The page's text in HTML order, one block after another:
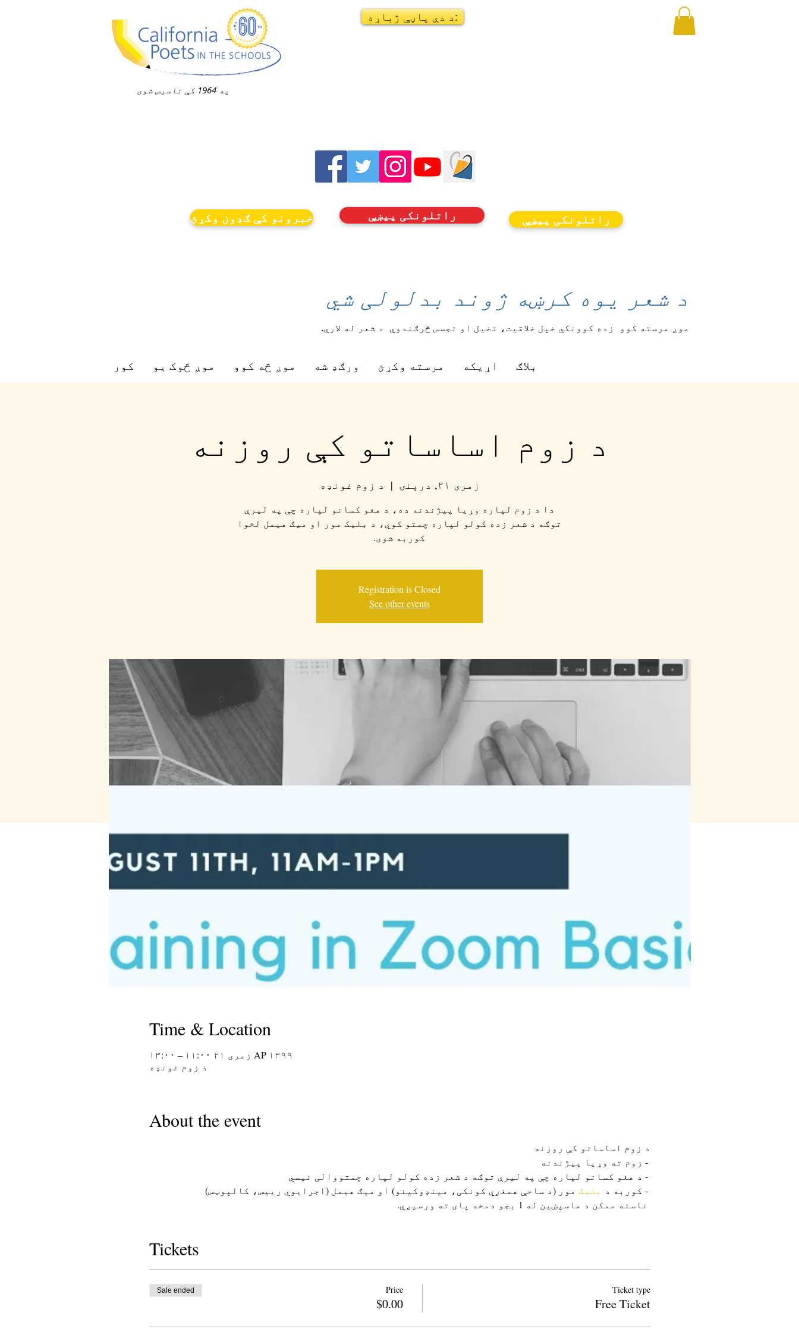
په 1964 کې تاسیس شوی
د دې پاڼې ژباړه:
خبرونو کې ګډون وکړئ راتلونکی پیښې راتلونکی پیښې
د شعر یوه کرښه ژوند بدلولی شي
موږ مرسته کوو زده کوونکي خپل خلاقیت، تخیل او تجسس څرګندوي د شعر له لارې.
کور موږ څوک یو موږ څه کوو ورګډ شه مرسته وکړئ اړیکه بلاګ
د زوم اساساتو کې روزنه
زمری ۲۱, درېنۍ
  |
د زوم غونډه
دا د زوم لپاره وړیا پیژندنه ده، د هغو کسانو لپاره چې په لیرې
توګه د شعر زده کولو لپاره چمتو کوي، د بلیک مور او میګ هیمل لخوا
کوربه شوی.
Registration is Closed
See other events
Time & Location
AP ۱۳۹۹ زمری ۲۱ ۱۱:۰۰ – ۱۳:۰۰
د زوم غونډه
About the event
د زوم اساساتو کې روزنه
- زوم ته وړیا پیژندنه
- د هغو کسانو لپاره چې په لیرې توګه د شعر زده کولو لپاره چمتووالی نیسي
- کوربه د
بلیک مور (د ساحې همغږي کونکی، مینډوکینو) او میګ هیمل (اجرایوي رییس، کالپوټس)
Tickets
Ticket type
Free Ticket
Price
$0.00
Sale ended